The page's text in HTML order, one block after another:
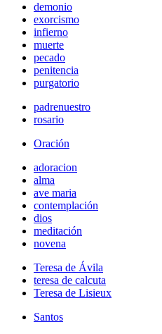
demonio
exorcismo
infierno
muerte
pecado
penitencia
purgatorio
padrenuestro
rosario
Oración
adoracion
alma
ave maria
contemplación
dios
meditación
novena
Teresa de Ávila
teresa de calcuta
Teresa de Lisieux
Santos